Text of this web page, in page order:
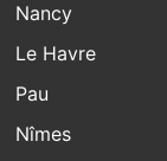
Nancy
Le Havre
Pau
Nîmes